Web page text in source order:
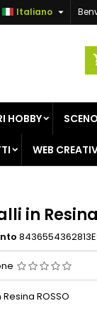
Italiano 
HOBBY
WEB
in
ROSSO